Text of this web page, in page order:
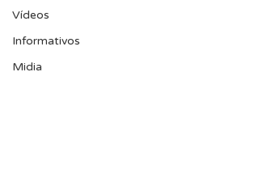
Vídeos
Informativos
Midia